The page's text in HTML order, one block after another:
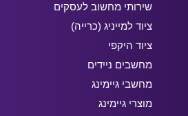
שירותי מחשוב לעסקים
ציוד למייניג (כרייה)
ציוד היקפי
מחשבים ניידים
מחשבי גיימינג
מוצרי גיימינג